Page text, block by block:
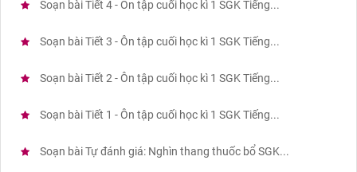
Soạn bài Tiết 4 - Ôn tập cuối học kì 1 SGK Tiếng...
Soạn bài Tiết 3 - Ôn tập cuối học kì 1 SGK Tiếng...
Soạn bài Tiết 2 - Ôn tập cuối học kì 1 SGK Tiếng...
Soạn bài Tiết 1 - Ôn tập cuối học kì 1 SGK Tiếng...
Soạn bài Tự đánh giá: Nghìn thang thuốc bổ SGK...